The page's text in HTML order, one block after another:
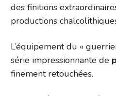
des finitions
productions
L’équipement du «
série impressionnante de
finement retouchées.